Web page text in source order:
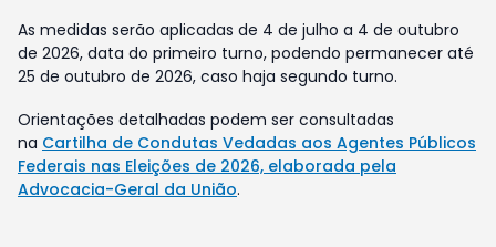
As medidas serão aplicadas de 4 de julho a 4 de outubro
de 2026, data do primeiro turno, podendo permanecer até
25 de outubro de 2026, caso haja segundo turno.
Orientações detalhadas podem ser consultadas
na Cartilha de Condutas Vedadas aos Agentes Públicos
Federais nas Eleições de 2026, elaborada pela
Advocacia-Geral da União.